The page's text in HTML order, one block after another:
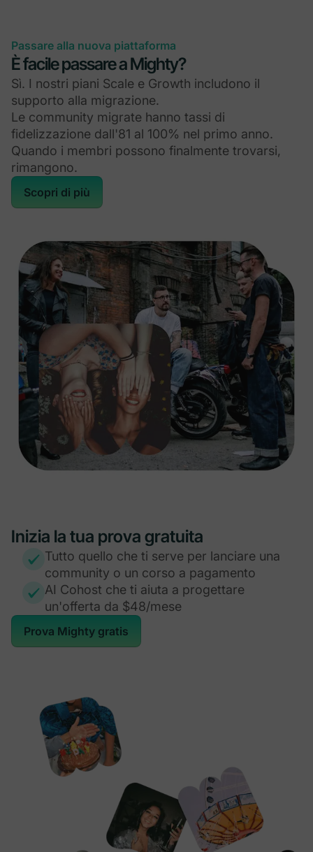
Passare alla nuova piattaforma
È facile passare a Mighty?
Sì. I nostri piani Scale e Growth includono il
supporto alla migrazione.
Le community migrate hanno tassi di
fidelizzazione dall'81 al 100% nel primo anno.
Quando i membri possono finalmente trovarsi,
rimangono.
Scopri di più
Inizia la tua prova gratuita
Tutto quello che ti serve per lanciare una
community o un corso a pagamento
AI Cohost che ti aiuta a progettare
un'offerta da $48/mese
Prova Mighty gratis